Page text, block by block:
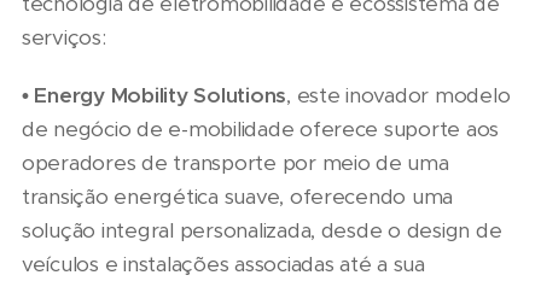
serviços:
• Energy Mobility Solutions, este inovador modelo
de negócio de e-mobilidade oferece suporte aos
operadores de transporte por meio de uma
transição energética suave, oferecendo uma
solução integral personalizada, desde o design de
veículos e instalações associadas até a sua